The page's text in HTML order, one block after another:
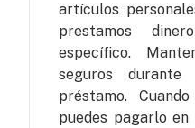
artículos
prestamos
específico.
seguros
préstamo.
puedes pagarlo